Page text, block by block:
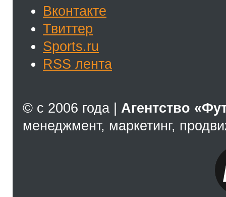
Вконтакте
Твиттер
Sports.ru
RSS лента
© с 2006 года | Агентство
менеджмент, маркетинг,